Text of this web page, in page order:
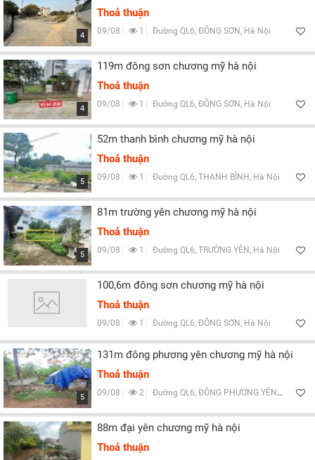
4
Thoả thuận
09/08 1 Đường QL6, ĐÔNG SƠN, Hà Nội
4
119m đông sơn chương mỹ hà nội
Thoả thuận
09/08 1 Đường QL6, ĐÔNG SƠN, Hà Nội
5
52m thanh bình chương mỹ hà nội
Thoả thuận
09/08 1 Đường QL6, THANH BÌNH, Hà Nội
5
81m trường yên chương mỹ hà nội
Thoả thuận
09/08 1 Đường QL6, TRƯỜNG YÊN, Hà Nội
100,6m đông sơn chương mỹ hà nội
Thoả thuận
09/08 1 Đường QL6, ĐÔNG SƠN, Hà Nội
5
131m đông phương yên chương mỹ hà nội
Thoả thuận
09/08 2 Đường QL6, ĐÔNG PHƯƠNG YÊN, Hà Nội
88m đại yên chương mỹ hà nội
Thoả thuận